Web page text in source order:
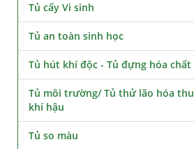
Tủ cấy Vi sinh
Tủ an toàn sinh học
Tủ hút khí độc - Tủ đựng hóa chất
Tủ môi trường/ Tủ thử lão hóa
khí hậu
Tủ so màu